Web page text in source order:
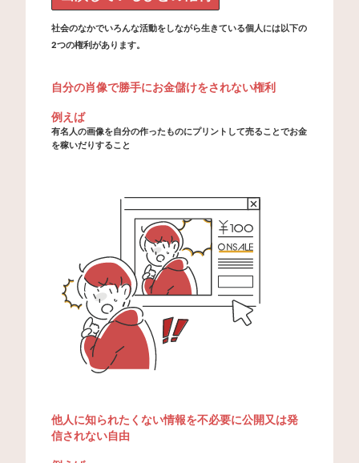
社会のなかでいろんな活動をしながら生きている個人には以下の
2つの権利があります。
自分の肖像で勝手にお金儲けをされない権利
例えば
有名人の画像を自分の作ったものにプリントして売ることでお金
を稼いだりすること
他人に知られたくない情報を不必要に公開又は発
信されない自由